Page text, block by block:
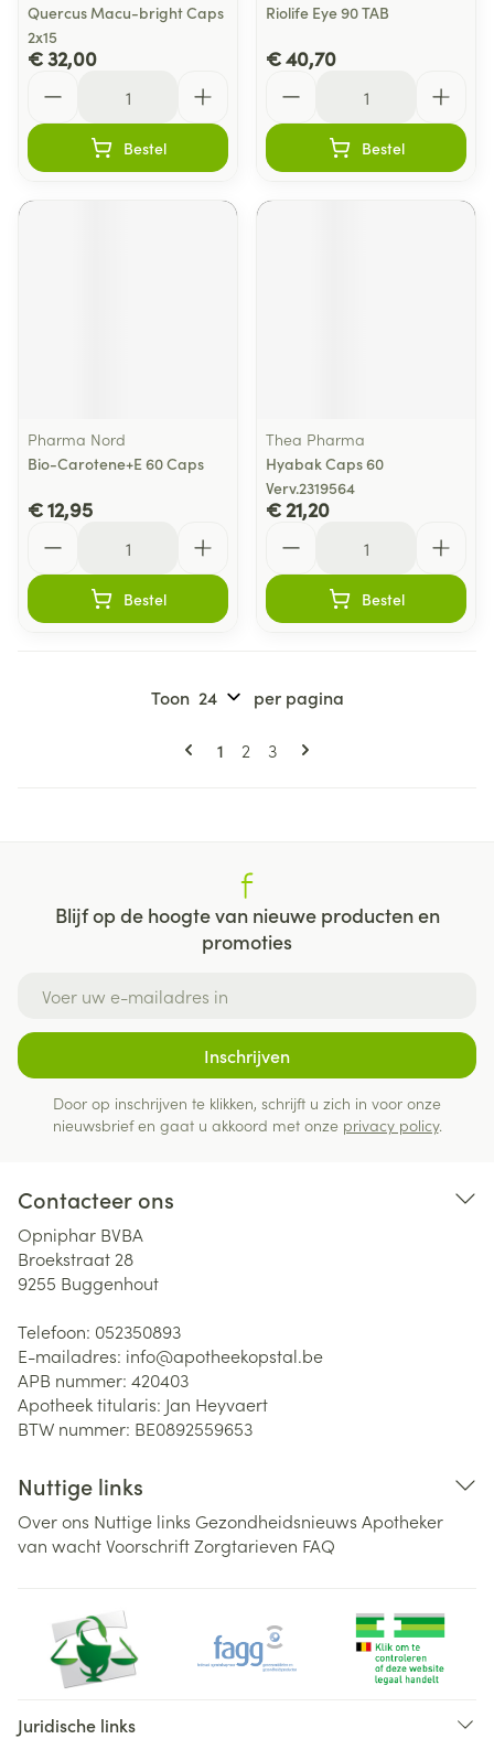
Quercus Macu-bright Caps
2x15
€ 32,00
Bestel
Riolife Eye 90 TAB
€ 40,70
Bestel
Pharma Nord
Bio-Carotene+E 60 Caps
€ 12,95
Bestel
Thea Pharma
Hyabak Caps 60
Verv.2319564
€ 21,20
Bestel
Pagina's
U lees momenteel pagina
1 Pagina
2 Pagina
3
Toon per pagina
Blijf op de hoogte van nieuwe producten en
promoties
Inschrijven
Door op inschrijven te klikken, schrijft u zich in voor onze
nieuwsbrief en gaat u akkoord met onze privacy policy.
Contacteer ons
Opniphar BVBA
Broekstraat 28
9255 Buggenhout
Telefoon: 052350893
E-mailadres: info@apotheekopstal.be
APB nummer: 420403
Apotheek titularis: Jan Heyvaert
BTW nummer: BE0892559653
Nuttige links
Over ons Nuttige links Gezondheidsnieuws Apotheker
van wachtVoorschriftZorgtarieven FAQ
Juridische links